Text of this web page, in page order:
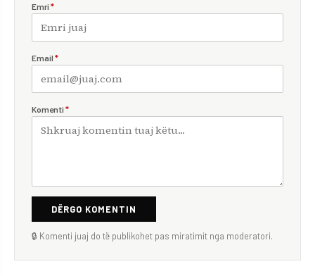
Emri *
Email *
Komenti *
DËRGO KOMENTIN
🔒 Komenti juaj do të publikohet pas miratimit nga moderatori.